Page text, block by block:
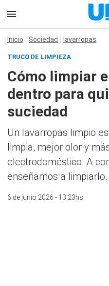
Inicio Sociedad lavarropas
TRUCO DE LIMPIEZA
Cómo limpiar
dentro para
suciedad
Un lavarropas limpio
limpia, mejor olor y
electrodoméstico. A
enseñamos a limpiarlo.
6 de junio 2026 - 13:23hs